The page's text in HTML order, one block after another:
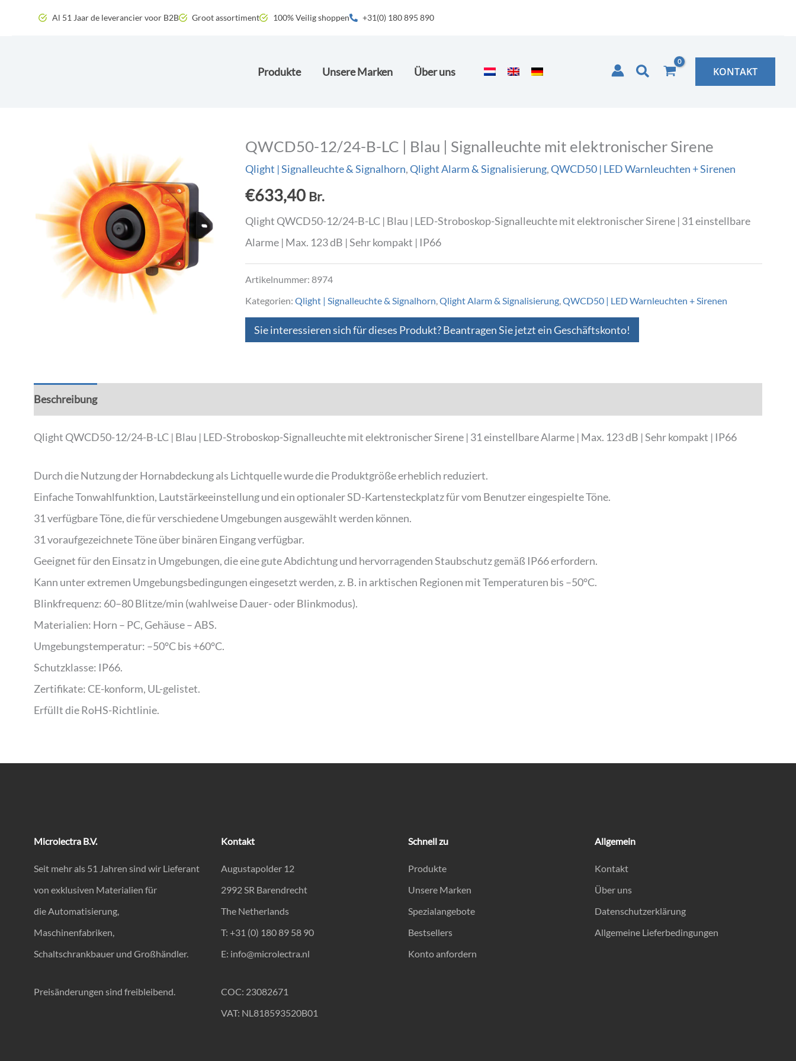
Al 51 Jaar de leverancier voor B2B Groot assortiment 100% Veilig shoppen +31(0) 180 895 890
Produkte Unsere Marken Über uns Suchen KONTAKT
QWCD50-12/24-B-LC | Blau | Signalleuchte mit elektronischer Sirene
Qlight | Signalleuchte & Signalhorn,Qlight Alarm & Signalisierung,QWCD50 | LED Warnleuchten + Sirenen
€633,40 Br.
Qlight QWCD50-12/24-B-LC | Blau | LED-Stroboskop-Signalleuchte mit elektronischer Sirene | 31 einstellbare
Alarme | Max. 123 dB | Sehr kompakt | IP66
Artikelnummer: 8974
Kategorien: Qlight | Signalleuchte & Signalhorn,Qlight Alarm & Signalisierung,QWCD50 | LED Warnleuchten + Sirenen
Sie interessieren sich für dieses Produkt? Beantragen Sie jetzt ein Geschäftskonto!
Beschreibung
Qlight QWCD50-12/24-B-LC | Blau | LED-Stroboskop-Signalleuchte mit elektronischer Sirene | 31 einstellbare Alarme | Max. 123 dB | Sehr kompakt | IP66
Durch die Nutzung der Hornabdeckung als Lichtquelle wurde die Produktgröße erheblich reduziert.
Einfache Tonwahlfunktion, Lautstärkeeinstellung und ein optionaler SD-Kartensteckplatz für vom Benutzer eingespielte Töne.
31 verfügbare Töne, die für verschiedene Umgebungen ausgewählt werden können.
31 voraufgezeichnete Töne über binären Eingang verfügbar.
Geeignet für den Einsatz in Umgebungen, die eine gute Abdichtung und hervorragenden Staubschutz gemäß IP66 erfordern.
Kann unter extremen Umgebungsbedingungen eingesetzt werden, z. B. in arktischen Regionen mit Temperaturen bis –50°C.
Blinkfrequenz: 60–80 Blitze/min (wahlweise Dauer- oder Blinkmodus).
Materialien: Horn – PC, Gehäuse – ABS.
Umgebungstemperatur: –50°C bis +60°C.
Schutzklasse: IP66.
Zertifikate: CE-konform, UL-gelistet.
Erfüllt die RoHS-Richtlinie.
Microlectra B.V.
Seit mehr als 51 Jahren sind wir Lieferant
von exklusiven Materialien für
die Automatisierung,
Maschinenfabriken,
Schaltschrankbauer und Großhändler.
Preisänderungen sind freibleibend.
Kontakt
Augustapolder 12
2992 SR Barendrecht
The Netherlands
T: +31 (0) 180 89 58 90
E: info@microlectra.nl
COC: 23082671
VAT: NL818593520B01
Schnell zu
Produkte
Unsere Marken
Spezialangebote
Bestsellers
Konto anfordern
Allgemein
Kontakt
Über uns
Datenschutzerklärung
Allgemeine Lieferbedingungen